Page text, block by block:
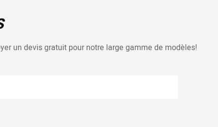
un devis gratuit pour notre large gamme de modèles!